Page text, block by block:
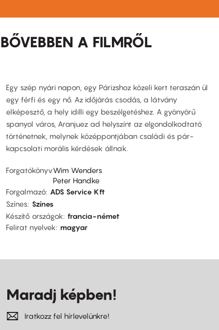
BŐVEBBEN A FILMRŐL
Egy szép nyári napon, egy Párizshoz közeli kert teraszán ül
egy férfi és egy nő. Az időjárás csodás, a látvány
elképesztő, a hely idilli egy beszélgetéshez. A gyönyörű
spanyol város, Aranjuez ad helyszínt az elgondolkodtató
történetnek, melynek középpontjában családi és pár-
kapcsolati morális kérdések állnak.
ForgatókönyvWim Wenders
Peter Handke
Forgalmazó ADS Service Kft
Színes Színes
Készítő országok francia-német
Felirat nyelvek
magyar
Maradj képben!
Iratkozz fel hírlevelünkre!